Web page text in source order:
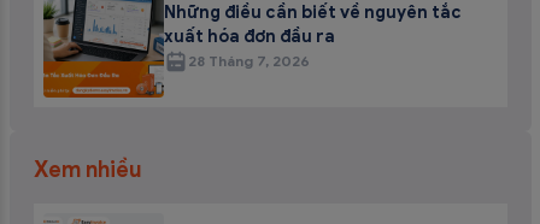
Những điều cần biết về nguyên tắc
xuất hóa đơn đầu ra
28 Tháng 7, 2026
Xem nhiều